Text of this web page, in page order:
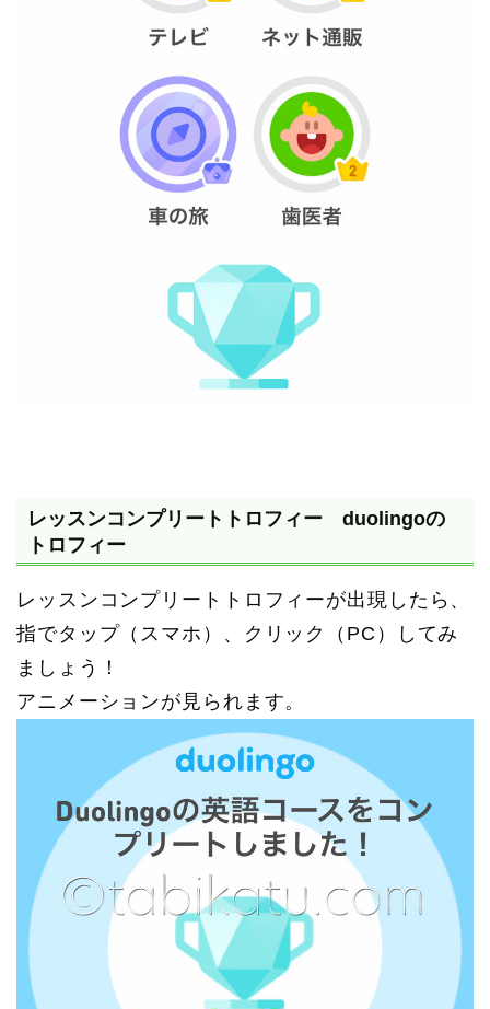
レッスンコンプリートトロフィー duolingoの
トロフィー
レッスンコンプリートトロフィーが出現したら、
指でタップ（スマホ）、クリック（PC）してみ
ましょう！
アニメーションが見られます。